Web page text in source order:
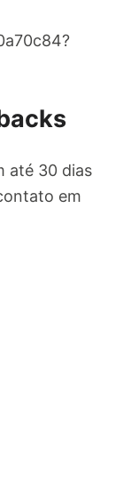
até 30 dias
em